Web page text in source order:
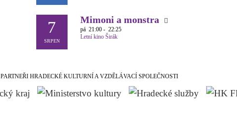
7
SRPEN
Mimoni a monstra
pá 21:00 - 22:25
Letní kino Širák
PARTNEŘI HRADECKÉ KULTURNÍ A VZDĚLÁVACÍ SPOLEČNOSTI